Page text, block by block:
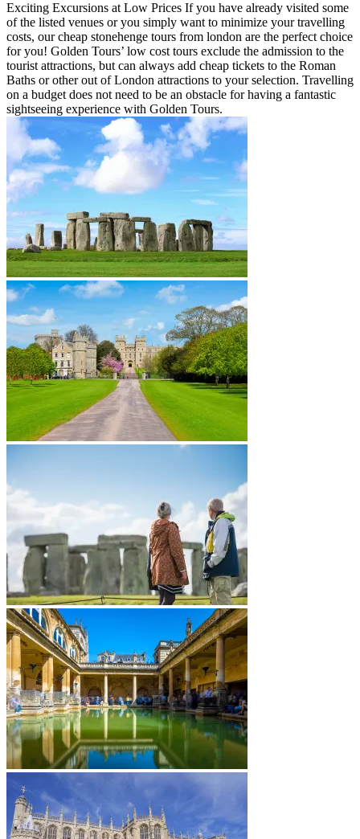
Exciting Excursions at Low Prices If you have already visited some
of the listed venues or you simply want to minimize your travelling
costs, our cheap stonehenge tours from london are the perfect choice
for you! Golden Tours’ low cost tours exclude the admission to the
tourist attractions, but can always add cheap tickets to the Roman
Baths or other out of London attractions to your selection. Travelling
on a budget does not need to be an obstacle for having a fantastic
sightseeing experience with Golden Tours.